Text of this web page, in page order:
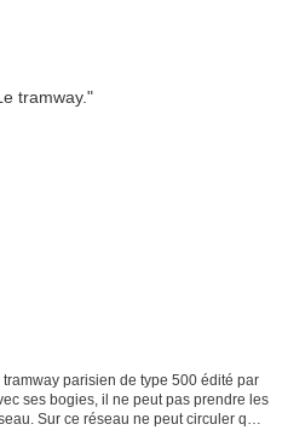
parisien de type 500 édité par
ses bogies, il ne peut pas prendre les
Sur ce réseau ne peut circuler que